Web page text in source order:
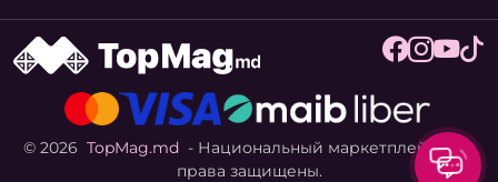
© 2026 TopMag.md - Национальный маркетплейс. Все
права защищены.